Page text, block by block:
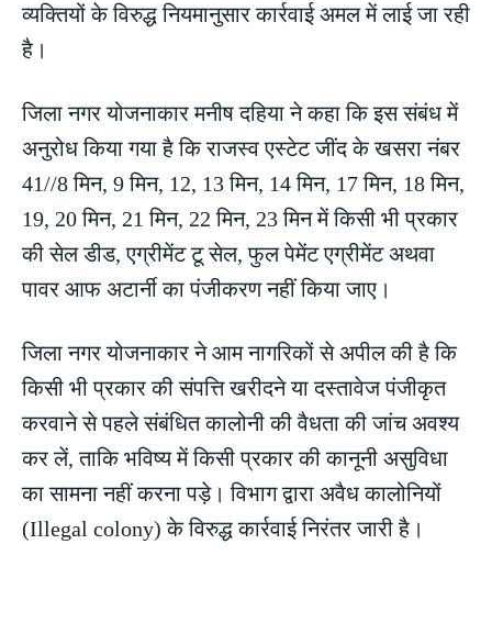
व्यक्तियों के विरुद्ध नियमानुसार कार्रवाई अमल में लाई जा रही
है।
जिला नगर योजनाकार मनीष दहिया ने कहा कि इस संबंध में
अनुरोध किया गया है कि राजस्व एस्टेट जींद के खसरा नंबर
41//8 मिन, 9 मिन, 12, 13 मिन, 14 मिन, 17 मिन, 18 मिन,
19, 20 मिन, 21 मिन, 22 मिन, 23 मिन में किसी भी प्रकार
की सेल डीड, एग्रीमेंट टू सेल, फुल पेमेंट एग्रीमेंट अथवा
पावर आफ अटार्नी का पंजीकरण नहीं किया जाए।
जिला नगर योजनाकार ने आम नागरिकों से अपील की है कि
किसी भी प्रकार की संपत्ति खरीदने या दस्तावेज पंजीकृत
करवाने से पहले संबंधित कालोनी की वैधता की जांच अवश्य
कर लें, ताकि भविष्य में किसी प्रकार की कानूनी असुविधा
का सामना नहीं करना पड़े। विभाग द्वारा अवैध कालोनियों
(Illegal colony) के विरुद्ध कार्रवाई निरंतर जारी है।